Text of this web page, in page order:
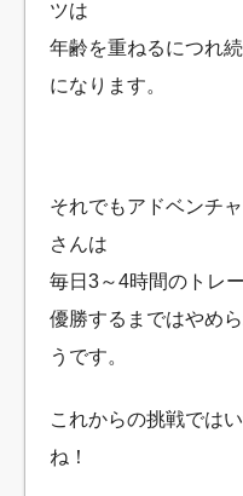
ツは
年齢を重ねるにつれ
になります。
それでもアドベンチ
さんは
毎日3～4時間のトレ
優勝するまではやめ
うです。
これからの挑戦では
ね！